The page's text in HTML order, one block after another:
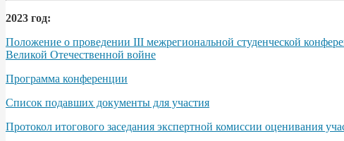
2023 год:
Положение о проведении III межрегиональной студенческой
Великой Отечественной войне
Программа конференции
Список подавших документы для участия
Протокол итогового заседания экспертной комиссии оценивания